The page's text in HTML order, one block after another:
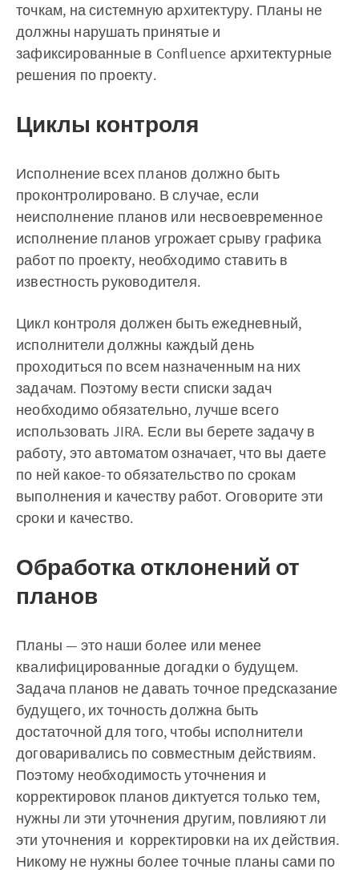
точкам, на системную архитектуру. Планы не
должны нарушать принятые и
зафиксированные в Confluence архитектурные
решения по проекту.
Циклы контроля
Исполнение всех планов должно быть
проконтролировано. В случае, если
неисполнение планов или несвоевременное
исполнение планов угрожает срыву графика
работ по проекту, необходимо ставить в
известность руководителя.
Цикл контроля должен быть ежедневный,
исполнители должны каждый день
проходиться по всем назначенным на них
задачам. Поэтому вести списки задач
необходимо обязательно, лучше всего
использовать JIRA. Если вы берете задачу в
работу, это автоматом означает, что вы даете
по ней какое-то обязательство по срокам
выполнения и качеству работ. Оговорите эти
сроки и качество.
Обработка отклонений от
планов
Планы — это наши более или менее
квалифицированные догадки о будущем.
Задача планов не давать точное предсказание
будущего, их точность должна быть
достаточной для того, чтобы исполнители
договаривались по совместным действиям.
Поэтому необходимость уточнения и
корректировок планов диктуется только тем,
нужны ли эти уточнения другим, повлияют ли
эти уточнения и корректировки на их действия.
Никому не нужны более точные планы сами по